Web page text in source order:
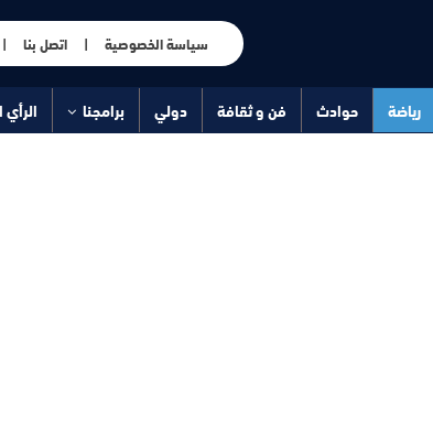
سياسة الخصوصية |اتصل بنا
رياضة حوادث فن و ثقافة دولي برامجنا الرأي